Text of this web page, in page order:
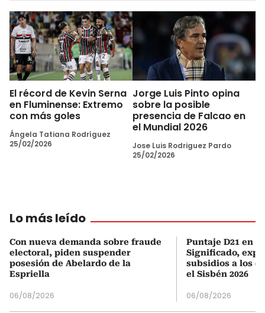
El récord de Kevin Serna
en Fluminense: Extremo
con más goles
Ángela Tatiana Rodríguez
25/02/2026
Jorge Luis Pinto opina
sobre la posible
presencia de Falcao en
el Mundial 2026
Jose Luis Rodriguez Pardo
25/02/2026
Lo más leído
Con nueva demanda sobre fraude
electoral, piden suspender
posesión de Abelardo de la
Espriella
06/08/2026
Puntaje D21 en
Significado,
subsidios a los
el Sisbén 2026
06/08/2026